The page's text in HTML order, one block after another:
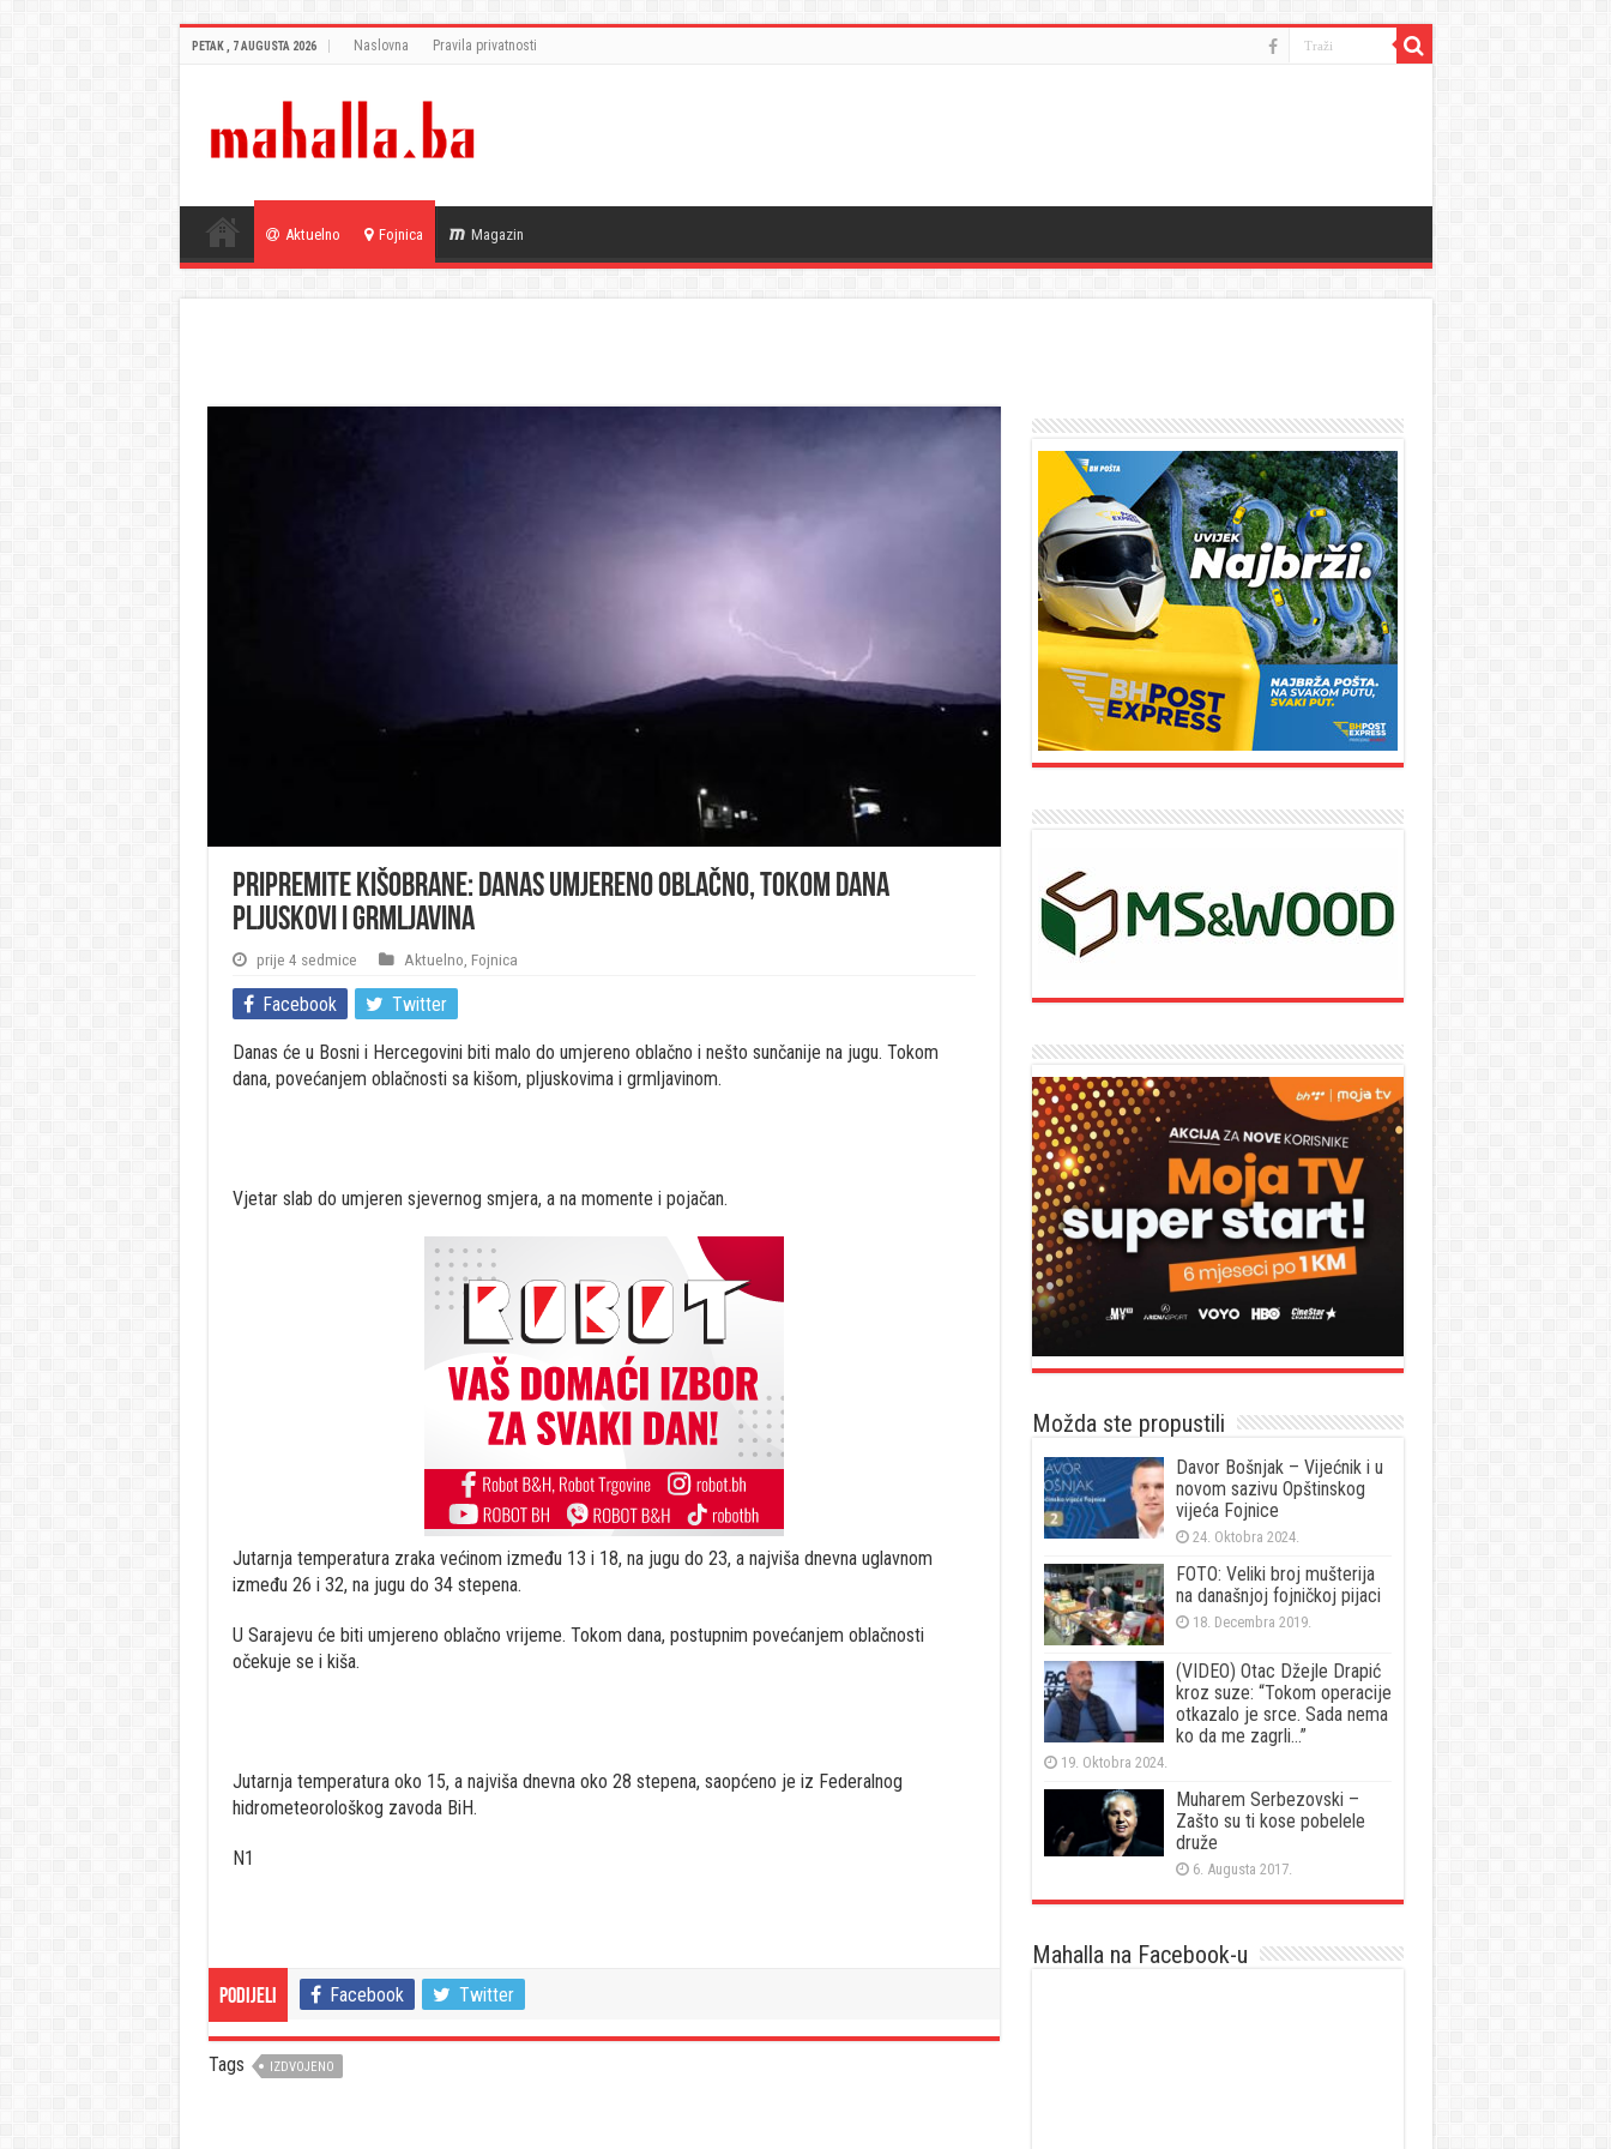
PETAK , 7 AUGUSTA 2026 Naslovna Pravila privatnosti
Aktuelno Fojnica Magazin
Pripremite kišobrane: Danas umjereno oblačno, tokom dana
pljuskovi i grmljavina
prije 4 sedmice Aktuelno Fojnica
Facebook Twitter
Danas će u Bosni i Hercegovini biti malo do umjereno oblačno i nešto sunčanije na jugu. Tokom
dana, povećanjem oblačnosti sa kišom, pljuskovima i grmljavinom.
Vjetar slab do umjeren sjevernog smjera, a na momente i pojačan.
Jutarnja temperatura zraka većinom između 13 i 18, na jugu do 23, a najviša dnevna uglavnom
između 26 i 32, na jugu do 34 stepena.
U Sarajevu će biti umjereno oblačno vrijeme. Tokom dana, postupnim povećanjem oblačnosti
očekuje se i kiša.
Jutarnja temperatura oko 15, a najviša dnevna oko 28 stepena, saopćeno je iz Federalnog
hidrometeorološkog zavoda BiH.
N1
Podijeli Facebook Twitter
Tags IZDVOJENO
Možda ste propustili
Davor Bošnjak – Vijećnik i u
novom sazivu Opštinskog
vijeća Fojnice
24. Oktobra 2024.
FOTO: Veliki broj mušterija
na današnjoj fojničkoj pijaci
18. Decembra 2019.
(VIDEO) Otac Džejle Drapić
kroz suze: “Tokom operacije
otkazalo je srce. Sada nema
ko da me zagrli…”
19. Oktobra 2024.
Muharem Serbezovski –
Zašto su ti kose pobelele
druže
6. Augusta 2017.
Mahalla na Facebook-u